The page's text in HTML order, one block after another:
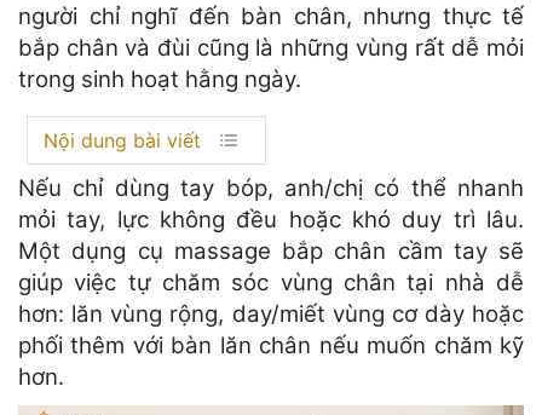
người chỉ nghĩ đến bàn chân, nhưng thực tế
bắp chân và đùi cũng là những vùng rất dễ mỏi
trong sinh hoạt hằng ngày.
Nội dung bài viết
Nếu chỉ dùng tay bóp, anh/chị có thể nhanh
mỏi tay, lực không đều hoặc khó duy trì lâu.
Một dụng cụ massage bắp chân cầm tay sẽ
giúp việc tự chăm sóc vùng chân tại nhà dễ
hơn: lăn vùng rộng, day/miết vùng cơ dày hoặc
phối thêm với bàn lăn chân nếu muốn chăm kỹ
hơn.